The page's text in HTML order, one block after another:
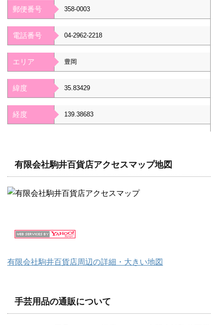
郵便番号 358-0003
電話番号 04-2962-2218
エリア 豊岡
緯度 35.83429
経度 139.38683
有限会社駒井百貨店アクセスマップ地図
有限会社駒井百貨店周辺の詳細・大きい地図
手芸用品の通販について